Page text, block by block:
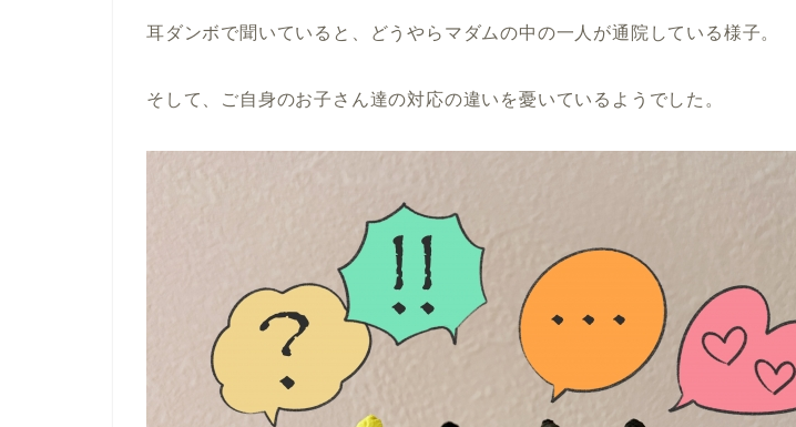
耳ダンボで聞いていると、どうやらマダムの中の一人が通院している様子。
そして、ご自身のお子さん達の対応の違いを憂いているようでした。